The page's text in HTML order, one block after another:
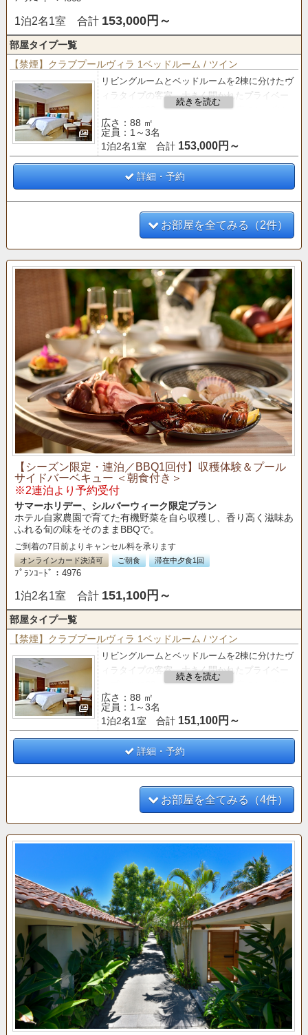
1泊2名1室 合計 153,000円～
部屋タイプ一覧
【禁煙】クラブプールヴィラ 1ベッドルーム / ツイン
リビングルームとベッドルームを2棟に分けたヴ
ィラタイプの客室。大きく開かれたプライベー
トプールに88㎡のゆったりとした広さと、光と
風が通り抜けるオープンエアな空間が魅力。
【クラブサービスのご案内】
○ティータイム（14:00～16:00）
○アペリティフタイム（17:00～19:00）
広さ：88 ㎡
定員：1～3名
1泊2名1室 合計 153,000円～
詳細・予約
お部屋を全てみる（2件）
【シーズン限定・連泊／BBQ1回付】収穫体験＆プール
サイドバーベキュー ＜朝食付き＞
※2連泊より予約受付
サマーホリデー、シルバーウィーク限定プラン
ホテル自家農園で育てた有機野菜を自ら収穫し、香り高く滋味あ
ふれる旬の味をそのままBBQで。
ご到着の7日前よりキャンセル料を承ります
オンラインカード決済可 ご朝食 滞在中夕食1回
ﾌﾟﾗﾝｺｰﾄﾞ：4976
1泊2名1室 合計 151,100円～
部屋タイプ一覧
【禁煙】クラブプールヴィラ 1ベッドルーム / ツイン
リビングルームとベッドルームを2棟に分けたヴ
ィラタイプの客室。大きく開かれたプライベー
トプールに88㎡のゆったりとした広さと、光と
風が通り抜けるオープンエアな空間が魅力。
【クラブサービスのご案内】
○ティータイム（14:00～16:00）
○アペリティフタイム（17:00～19:00）
広さ：88 ㎡
定員：1～3名
1泊2名1室 合計 151,100円～
詳細・予約
お部屋を全てみる（4件）